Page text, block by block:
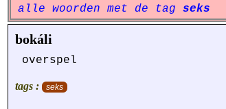
alle woorden met de tag seks
bokáli
overspel
tags : seks